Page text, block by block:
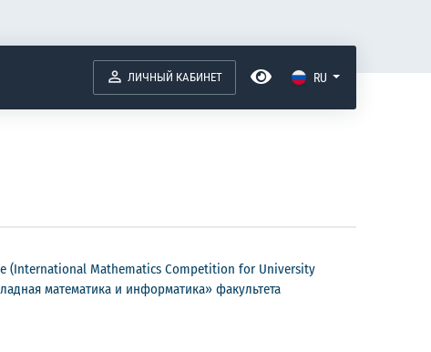
ЛИЧНЫЙ КАБИНЕТ RU
(International Mathematics Competition for University
математика и информатика» факультета